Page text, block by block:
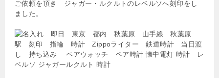
ご依頼を頂き ジャガー・ルクルトのレベルソへ刻印をし
ました。